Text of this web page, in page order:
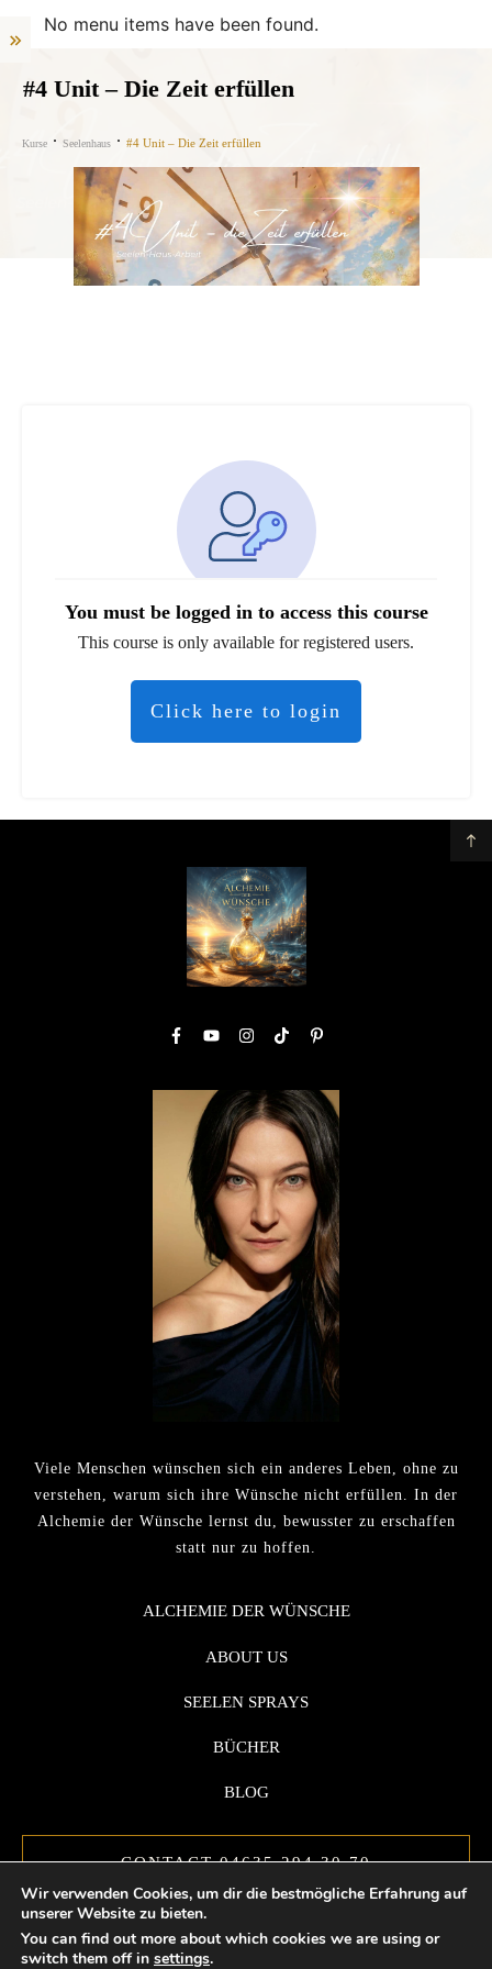
No menu items have been found.
#4 Unit – Die Zeit erfüllen
Kurse Seelenhaus #4 Unit – Die Zeit erfüllen
You must be logged in to access this course
This course is only available for registered users.
Click here to login
Viele Menschen wünschen sich ein anderes Leben, ohne zu
verstehen, warum sich ihre Wünsche nicht erfüllen. In der
Alchemie der Wünsche lernst du, bewusster zu erschaffen
statt nur zu hoffen.
ALCHEMIE DER WÜNSCHE
ABOUT US
SEELEN SPRAYS
BÜCHER
BLOG
CONTACT 04635 294 30 70
Wir verwenden Cookies, um dir die bestmögliche Erfahrung auf
unserer Website zu bieten.
You can find out more about which cookies we are using or
switch them off in settings.